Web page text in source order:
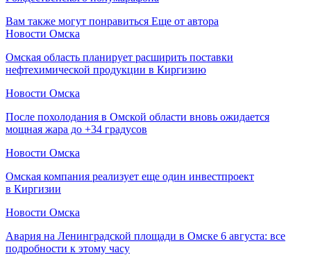
Вам также могут понравиться Еще от автора
Новости Омска
Омская область планирует расширить поставки
нефтехимической продукции в Киргизию
Новости Омска
После похолодания в Омской области вновь ожидается
мощная жара до +34 градусов
Новости Омска
Омская компания реализует еще один инвестпроект
в Киргизии
Новости Омска
Авария на Ленинградской площади в Омске 6 августа: все
подробности к этому часу